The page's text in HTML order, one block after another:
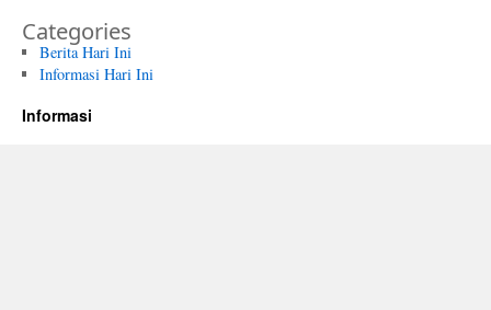
Categories
Berita Hari Ini
Informasi Hari Ini
Informasi